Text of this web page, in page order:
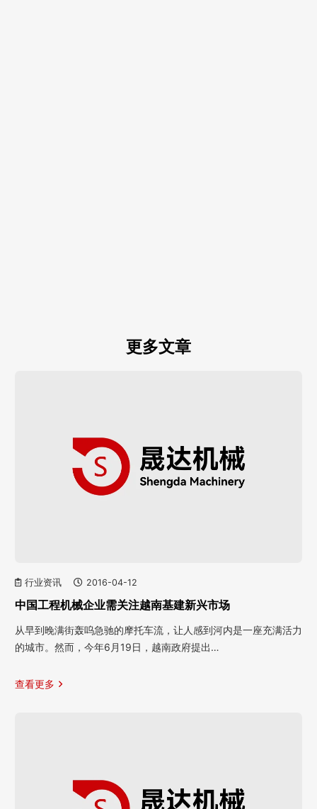
更多文章
行业资讯 2016-04-12
中国工程机械企业需关注越南基建新兴市场
从早到晚满街轰呜急驰的摩托车流，让人感到河内是一座充满活力
的城市。然而，今年6月19日，越南政府提出…
查看更多